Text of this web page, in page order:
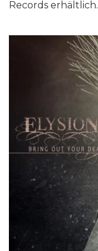
Records erhältlich.